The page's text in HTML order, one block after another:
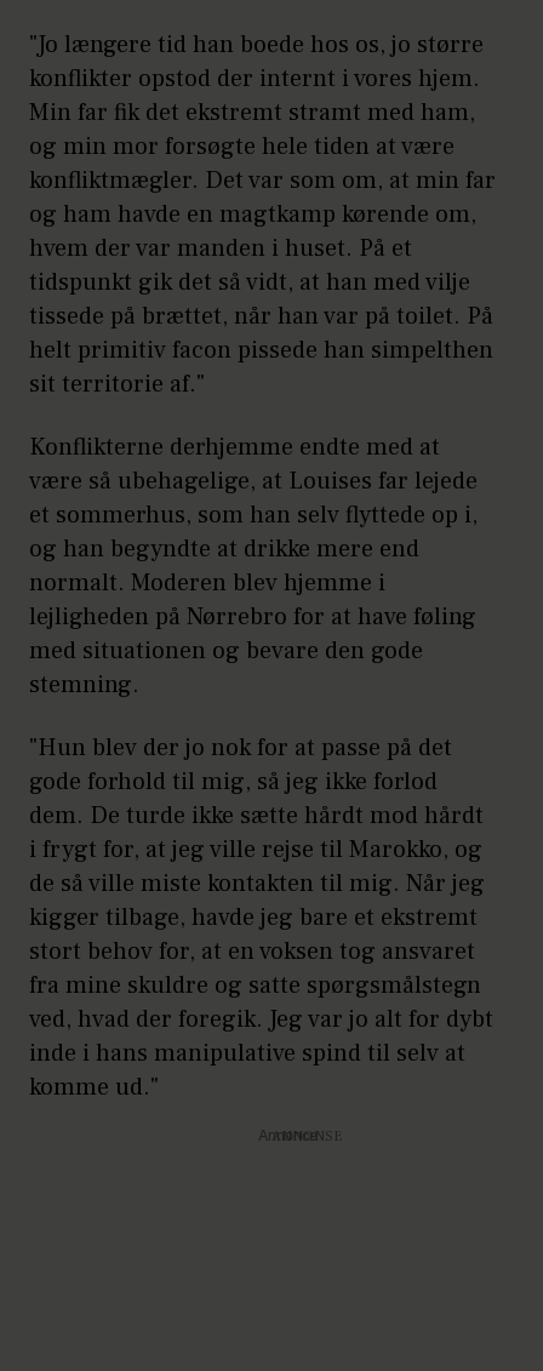
"Jo længere tid han boede hos os, jo større
konflikter opstod der internt i vores hjem.
Min far fik det ekstremt stramt med ham,
og min mor forsøgte hele tiden at være
konfliktmægler. Det var som om, at min far
og ham havde en magtkamp kørende om,
hvem der var manden i huset. På et
tidspunkt gik det så vidt, at han med vilje
tissede på brættet, når han var på toilet. På
helt primitiv facon pissede han simpelthen
sit territorie af."
Konflikterne derhjemme endte med at
være så ubehagelige, at Louises far lejede
et sommerhus, som han selv flyttede op i,
og han begyndte at drikke mere end
normalt. Moderen blev hjemme i
lejligheden på Nørrebro for at have føling
med situationen og bevare den gode
stemning.
"Hun blev der jo nok for at passe på det
gode forhold til mig, så jeg ikke forlod
dem. De turde ikke sætte hårdt mod hårdt
i frygt for, at jeg ville rejse til Marokko, og
de så ville miste kontakten til mig. Når jeg
kigger tilbage, havde jeg bare et ekstremt
stort behov for, at en voksen tog ansvaret
fra mine skuldre og satte spørgsmålstegn
ved, hvad der foregik. Jeg var jo alt for dybt
inde i hans manipulative spind til selv at
komme ud."
Annonce